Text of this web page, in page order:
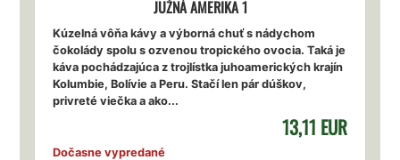
JUŽNÁ AMERIKA 1
Kúzelná vôňa kávy a výborná chuť s nádychom
čokolády spolu s ozvenou tropického ovocia. Taká je
káva pochádzajúca z trojlístka juhoamerických krajín
Kolumbie, Bolívie a Peru. Stačí len pár dúškov,
privreté viečka a ako...
Dočasne vypredané
13,11 EUR